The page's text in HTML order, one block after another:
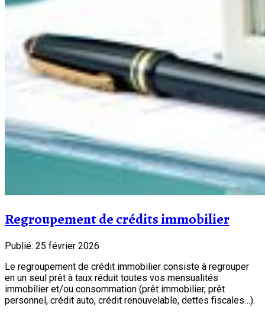
Regroupement de crédits immobilier
Publié: 25 février 2026
Le regroupement de crédit immobilier consiste à regrouper
en un seul prêt à taux réduit toutes vos mensualités
immobilier et/ou consommation (prêt immobilier, prêt
personnel, crédit auto, crédit renouvelable, dettes fiscales…).